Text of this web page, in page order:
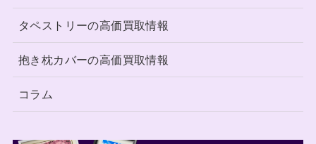
タペストリーの高価買取情報
抱き枕カバーの高価買取情報
コラム